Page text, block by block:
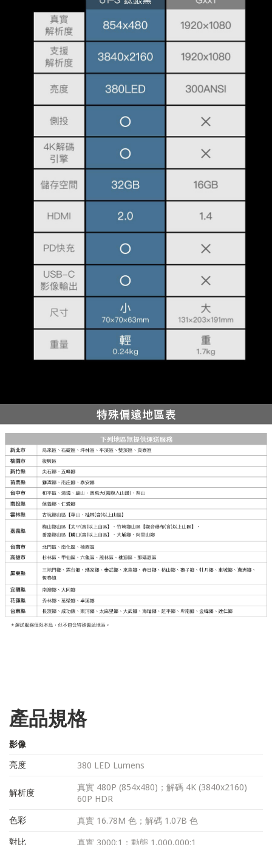
產品規格
影像
亮度
380 LED Lumens
解析度
真實 480P (854x480)；解碼 4K (3840x2160)
60P HDR
色彩
真實 16.78M 色；解碼 1.07B 色
對比
真實 3000:1；動態 1,000,000:1